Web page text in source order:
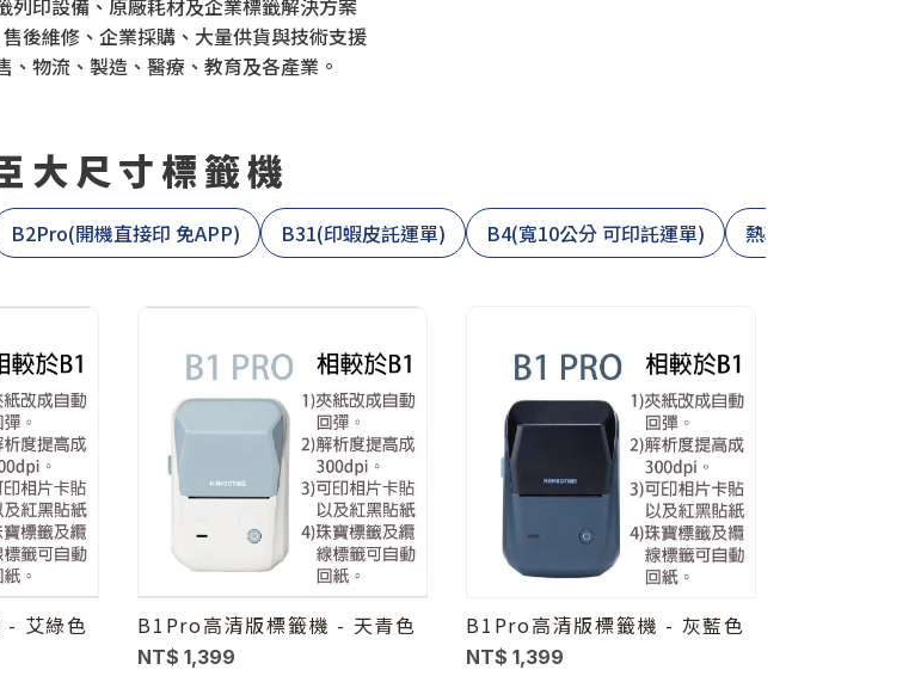
列印設備、原廠耗材及企業標籤解決方案
後維修、企業採購、大量供貨與技術支援
、物流、製造、醫療、教育及各產業。
大尺寸標籤機
B2Pro(開機直接印 免APP) B31(印蝦皮託運單) B4(寬10公分 可印託運單) 熱轉印 (字不掉色
- 艾綠色 B1Pro高清版標籤機 - 天青色
NT$ 1,399
B1Pro高清版標籤機 - 灰藍色
NT$ 1,399